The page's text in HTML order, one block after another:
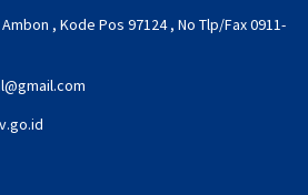
, Kode Pos 97124 , No Tlp/Fax 0911-